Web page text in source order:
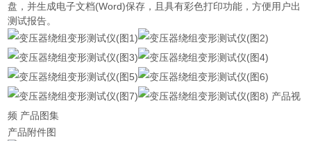
盘，并生成电子文档(Word)保存，且具有彩色打印功能，方便用户出
测试报告。
产品视
频 产品图集
产品附件图